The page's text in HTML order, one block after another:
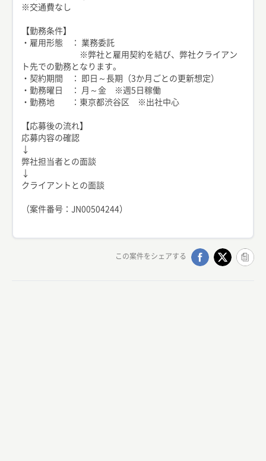
※交通費なし
【勤務条件】
・雇用形態 ： 業務委託
※弊社と雇用契約を結び、弊社クライアン
ト先での勤務となります。
・契約期間 ： 即日～長期（3か月ごとの更新想定）
・勤務曜日 ： 月～金 ※週5日稼働
・勤務地 ：東京都渋谷区 ※出社中心
【応募後の流れ】
応募内容の確認
↓
弊社担当者との面談
↓
クライアントとの面談
（案件番号：JN00504244）
この案件をシェアする